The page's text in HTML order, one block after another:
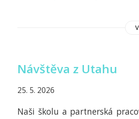
Návštěva z Utahu
25. 5. 2026
Naši školu a partnerská